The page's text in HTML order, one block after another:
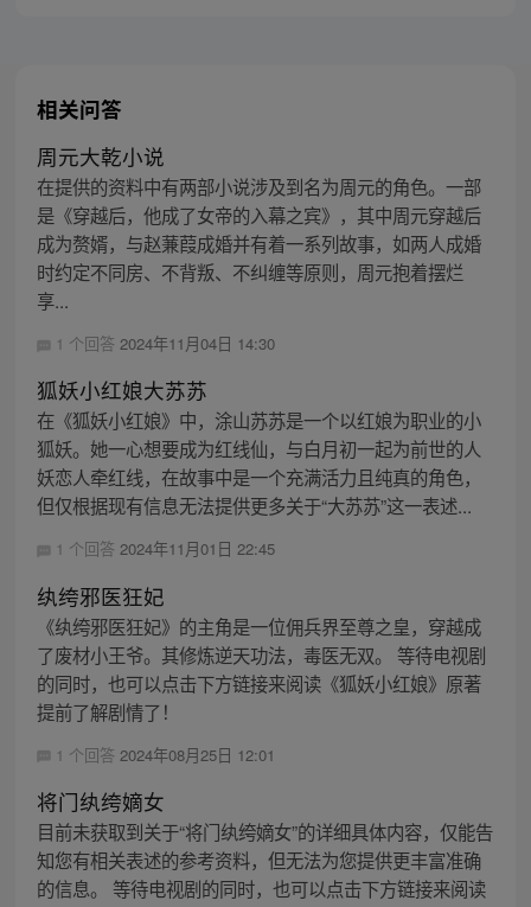
相关问答
周元大乾小说
在提供的资料中有两部小说涉及到名为周元的角色。一部
是《穿越后，他成了女帝的入幕之宾》，其中周元穿越后
成为赘婿，与赵蒹葭成婚并有着一系列故事，如两人成婚
时约定不同房、不背叛、不纠缠等原则，周元抱着摆烂
享...
1 个回答 2024年11月04日 14:30
狐妖小红娘大苏苏
在《狐妖小红娘》中，涂山苏苏是一个以红娘为职业的小
狐妖。她一心想要成为红线仙，与白月初一起为前世的人
妖恋人牵红线，在故事中是一个充满活力且纯真的角色，
但仅根据现有信息无法提供更多关于“大苏苏”这一表述...
1 个回答 2024年11月01日 22:45
纨绔邪医狂妃
《纨绔邪医狂妃》的主角是一位佣兵界至尊之皇，穿越成
了废材小王爷。其修炼逆天功法，毒医无双。 等待电视剧
的同时，也可以点击下方链接来阅读《狐妖小红娘》原著
提前了解剧情了！
1 个回答 2024年08月25日 12:01
将门纨绔嫡女
目前未获取到关于“将门纨绔嫡女”的详细具体内容，仅能告
知您有相关表述的参考资料，但无法为您提供更丰富准确
的信息。 等待电视剧的同时，也可以点击下方链接来阅读